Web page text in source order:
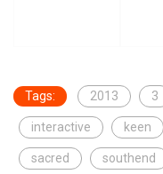
Tags: 2013 3
interactive keen
sacred southend